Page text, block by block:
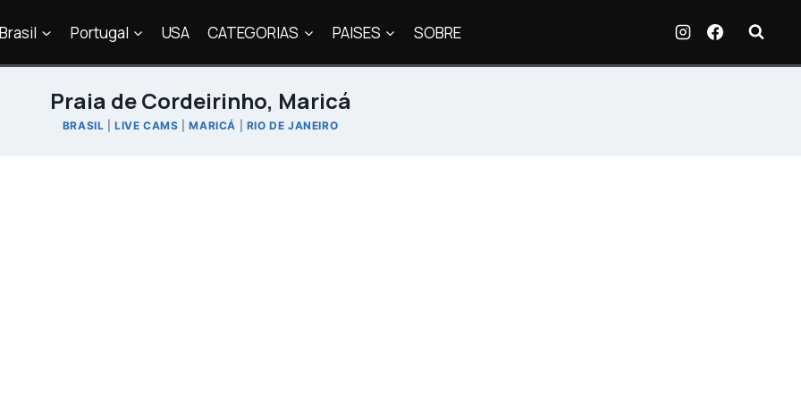
Brasil Portugal USA CATEGORIAS PAISES SOBRE
Praia de Cordeirinho, Maricá
BRASIL |LIVE CAMS |MARICÁ RIO DE JANEIRO